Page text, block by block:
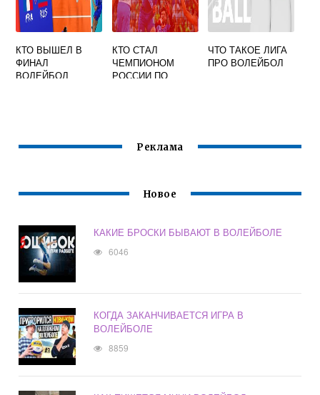
КТО ВЫШЕЛ В
ФИНАЛ
ВОЛЕЙБОЛ
КТО СТАЛ
ЧЕМПИОНОМ
РОССИИ ПО
ЧТО ТАКОЕ ЛИГА
ПРО ВОЛЕЙБОЛ
Реклама
Новое
КАКИЕ БРОСКИ БЫВАЮТ В ВОЛЕЙБОЛЕ
6046
КОГДА ЗАКАНЧИВАЕТСЯ ИГРА В
ВОЛЕЙБОЛЕ
8859